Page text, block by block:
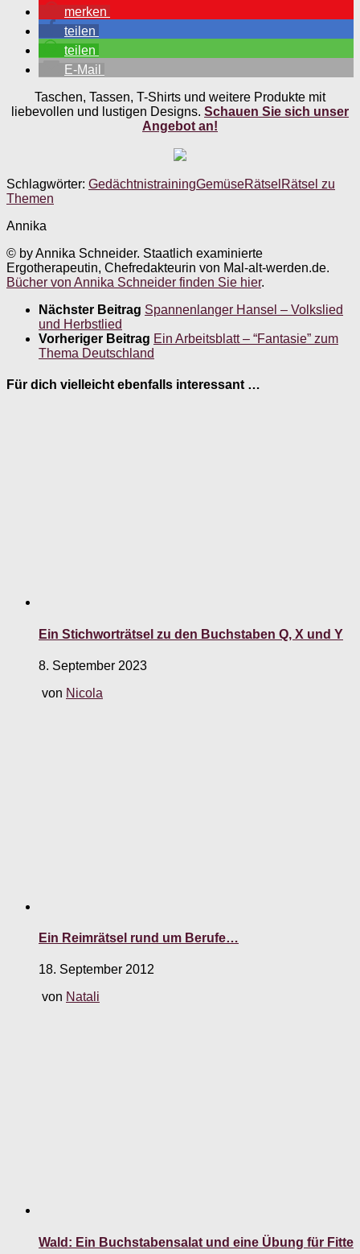
merken
teilen
teilen
E-Mail
Taschen, Tassen, T-Shirts und weitere Produkte mit
liebevollen und lustigen Designs. Schauen Sie sich unser
Angebot an!
Schlagwörter: GedächtnistrainingGemüseRätsel Rätsel zu
Themen
Annika
© by Annika Schneider. Staatlich examinierte
Ergotherapeutin, Chefredakteurin von Mal-alt-werden.de.
Bücher von Annika Schneider finden Sie hier.
Nächster Beitrag Spannenlanger Hansel – Volkslied
und Herbstlied
Vorheriger Beitrag Ein Arbeitsblatt – “Fantasie” zum
Thema Deutschland
Für dich vielleicht ebenfalls interessant …
Ein Stichworträtsel zu den Buchstaben Q, X und Y
8. September 2023
von Nicola
Ein Reimrätsel rund um Berufe…
18. September 2012
von Natali
Wald: Ein Buchstabensalat und eine Übung für Fitte